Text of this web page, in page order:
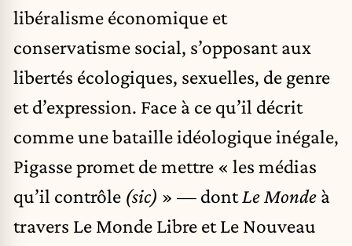
libéralisme économique et
conservatisme social, s’opposant aux
libertés écologiques, sexuelles, de genre
et d’expression. Face à ce qu’il décrit
comme une bataille idéologique inégale,
Pigasse promet de mettre « les médias
qu’il contrôle (sic) » — dontLe Monde à
travers Le Monde Libre et Le Nouveau